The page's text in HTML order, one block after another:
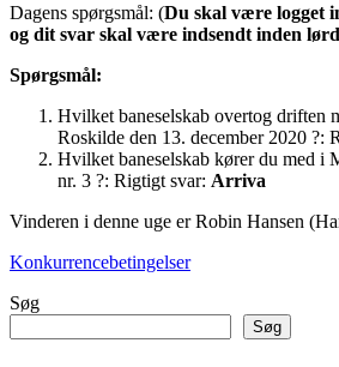
Dagens spørgsmål: (Du skal være logget
og dit svar skal være indsendt inden
Spørgsmål:
Hvilket baneselskab overtog driften
Roskilde den 13. december 2020 ?:
Hvilket baneselskab kører du med i
nr. 3 ?: Rigtigt svar: Arriva
Vinderen i denne uge er Robin Hansen
Konkurrencebetingelser
Søg
Søg